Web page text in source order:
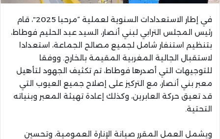
في إطار الاستعدادات السنوية لعملية “مرحبا 2025″، قام
رئيس المجلس الترابي لبني أنصار، السيد عبد الحليم فوطاط،
بتنظيم استنفار شامل لجميع مصالح الجماعة، استعدادا
لاستقبال الجالية المغربية المقيمة بالخارج. ووفقا
للتوجيهات التي أصدرها فوطاط، تم تكثيف الجهود لتأهيل
معبر بني أنصار، مع التركيز على إصلاح جميع العيوب التي
قد تعيق حركة العابرين، وكذلك إعادة تهيئة المعبر وبنياته
التحتية.
ويشمل العمل المقرر صيانة الإنارة العمومية، وتحسين